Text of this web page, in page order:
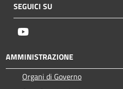
SEGUICI SU
AMMINISTRAZIONE
Organi di Governo